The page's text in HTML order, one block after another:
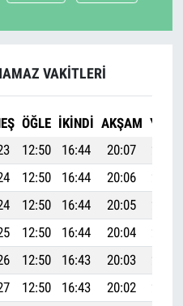
VAKITLERI
ÖĞLE İKINDI AKŞAM YATSI
12:50 16:44 20:07
12:50 16:44 20:06
12:50 16:44 20:05
12:50 16:44 20:04
12:50 16:43 20:03
12:50 16:43 20:02